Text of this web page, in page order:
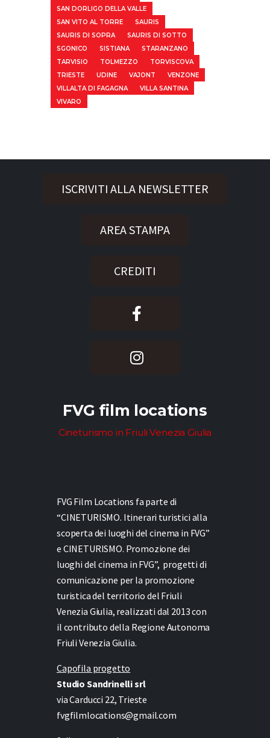
SAN DORLIGO DELLA VALLE
SAN VITO AL TORRE
SAURIS
SAURIS DI SOPRA
SAURIS DI SOTTO
SGONICO
SISTIANA
STARANZANO
TARVISIO
TOLMEZZO
TORVISCOVA
TRIESTE
UDINE VAJONT
VENZONE
VILLALTA DI FAGAGNA
VILLA SANTINA
VIVARO
ISCRIVITI ALLA NEWSLETTER
AREA STAMPA
CREDITI
FVG film locations
Cineturismo in Friuli Venezia Giulia
FVG Film Locations fa parte di
“CINETURISMO. Itinerari turistici alla
scoperta dei luoghi del cinema in FVG”
e CINETURISMO. Promozione dei
luoghi del cinema in FVG”, progetti di
comunicazione per la promozione
turistica del territorio del Friuli
Venezia Giulia, realizzati dal 2013 con
il contributo della Regione Autonoma
Friuli Venezia Giulia.
Capofila progetto
Studio Sandrinelli srl
via Carducci 22, Trieste
fvgfilmlocations@gmail.com